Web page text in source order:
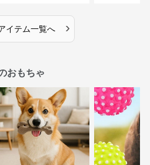
イテム一覧へ ›
おもちゃ